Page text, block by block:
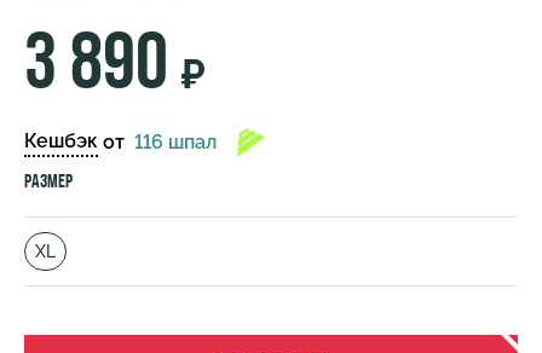
3 890 ₽
Кешбэк от 116 шпал
Размер
XL